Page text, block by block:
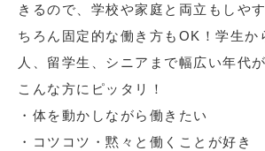
きるので、学校や家庭と両立もしや
ちろん固定的な働き方もOK！学生か
人、留学生、シニアまで幅広い年代
こんな方にピッタリ！
・体を動かしながら働きたい
・コツコツ・黙々と働くことが好き